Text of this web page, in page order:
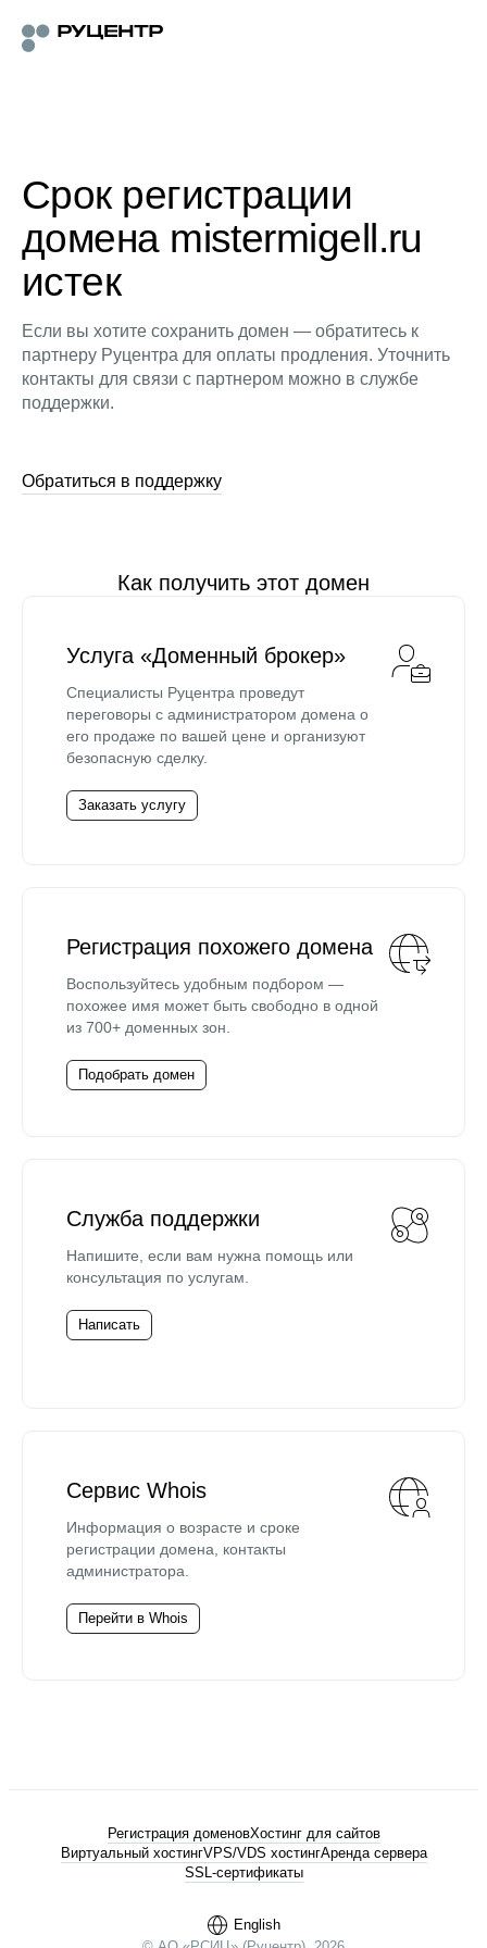
Срок регистрации
домена mistermigell.ru
истек
Если вы хотите сохранить домен — обратитесь к
партнеру Руцентра для оплаты продления. Уточнить
контакты для связи с партнером можно в службе
поддержки.
Обратиться в поддержку
Как получить этот домен
Услуга «Доменный брокер»
Специалисты Руцентра проведут
переговоры с администратором домена о
его продаже по вашей цене и организуют
безопасную сделку.
Заказать услугу
Регистрация похожего домена
Воспользуйтесь удобным подбором —
похожее имя может быть свободно в одной
из 700+ доменных зон.
Подобрать домен
Служба поддержки
Напишите, если вам нужна помощь или
консультация по услугам.
Написать
Сервис Whois
Информация о возрасте и сроке
регистрации домена, контакты
администратора.
Перейти в Whois
English
Регистрация доменовХостинг для сайтов
Виртуальный хостингVPS/VDS хостингАренда сервера
SSL-сертификаты